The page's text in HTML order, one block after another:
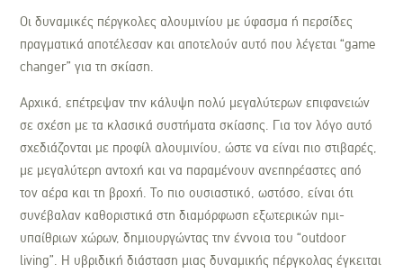
Οι δυναμικές πέργκολες αλουμινίου με ύφασμα ή περσίδες
πραγματικά αποτέλεσαν και αποτελούν αυτό που λέγεται “game
changer” για τη σκίαση.
Αρχικά, επέτρεψαν την κάλυψη πολύ μεγαλύτερων επιφανειών
σε σχέση με τα κλασικά συστήματα σκίασης. Για τον λόγο αυτό
σχεδιάζονται με προφίλ αλουμινίου, ώστε να είναι πιο στιβαρές,
με μεγαλύτερη αντοχή και να παραμένουν ανεπηρέαστες από
τον αέρα και τη βροχή. Το πιο ουσιαστικό, ωστόσο, είναι ότι
συνέβαλαν καθοριστικά στη διαμόρφωση εξωτερικών ημι-
υπαίθριων χώρων, δημιουργώντας την έννοια του “outdoor
living”. Η υβριδική διάσταση μιας δυναμικής πέργκολας έγκειται